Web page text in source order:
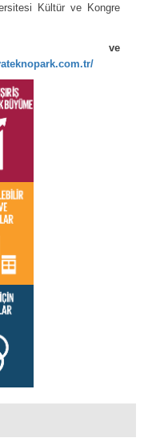
Kültür ve Kongre
ve